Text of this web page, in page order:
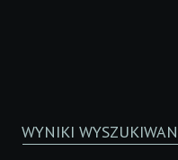
WYNIKI